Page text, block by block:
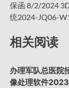
章
导
航
保函 8/2/2024
统2024-JQ06-
相关阅读
办理军队总医院
像处理软件